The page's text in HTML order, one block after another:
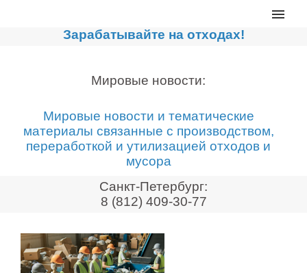
Главная
Сортировочные линии
Дробильное оборудование
Компакторы, контейнеры
Реализованные проекты
Видео
Новости компании
Мировые новости
Зарабатывайте на отходах!
Мировые новости:
Мировые новости и тематические
материалы связанные с производством,
переработкой и утилизацией отходов и
мусора
Санкт-Петербург:
8 (812) 409-30-77